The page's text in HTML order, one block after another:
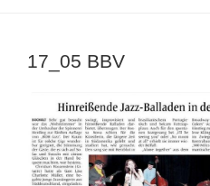
17_05 BBV